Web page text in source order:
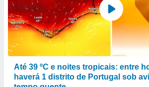
Até 39 ºC e noites tropicais: entre
haverá 1 distrito de Portugal sob